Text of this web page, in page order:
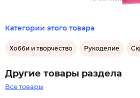
Категории этого товара
Хобби и творчество Рукоделие
Другие товары раздела
Все товары